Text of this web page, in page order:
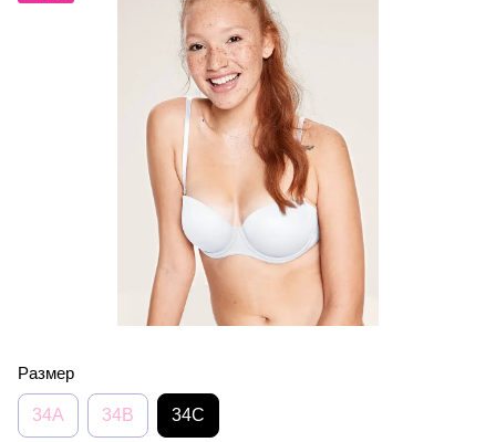
Размер
34A 34B 34C